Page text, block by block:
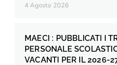
4 Agosto 2026
MAECI : PUBBLICATI I
PERSONALE
VACANTI PER IL 2026-